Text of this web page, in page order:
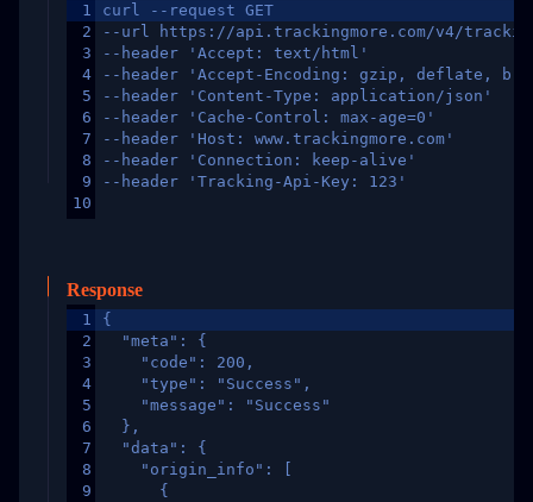
1
2
3
4
5
6
7
8
9
10
curl --request GET
--url https://api.trackingmore.com/v4/trackings/
--header 'Accept: text/html'
--header 'Accept-Encoding: gzip, deflate,
--header 'Content-Type: application/json'
--header 'Cache-Control: max-age=0'
--header 'Host: www.trackingmore.com'
--header 'Connection: keep-alive'
--header 'Tracking-Api-Key: 123'
Response
1
2
3
4
5
6
7
8
9
{
  "meta": {
    "code": 200,
    "type": "Success",
    "message": "Success"
  },
  "data": {
    "origin_info": [
      {